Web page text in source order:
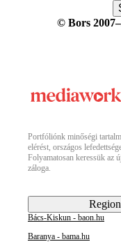
© Bors
Portfóliónk minőségi
elérést, országos
Folyamatosan keressük az
záloga.
Bács-Kiskun - baon.hu
Baranya - bama.hu